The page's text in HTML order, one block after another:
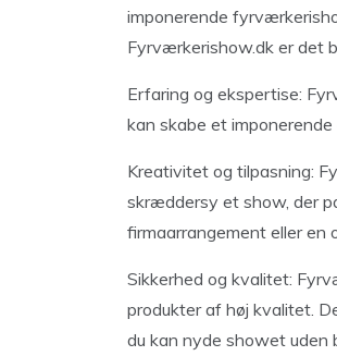
imponerende
Fyrværkerishow.dk er det
Erfaring og ekspertise:
kan skabe et
Kreativitet og tilpasning:
skræddersy et show, der
firmaarrangement eller en
Sikkerhed og kvalitet:
produkter af høj kvalitet.
du kan nyde showet uden